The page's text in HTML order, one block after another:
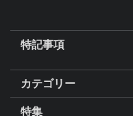
特記事項
カテゴリー
特集